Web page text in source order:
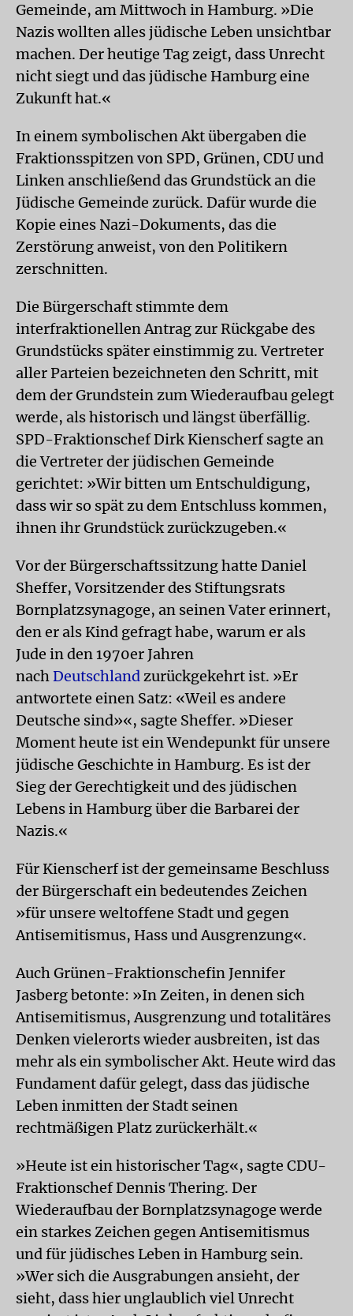
Gemeinde, am Mittwoch in Hamburg. »Die
Nazis wollten alles jüdische Leben unsichtbar
machen. Der heutige Tag zeigt, dass Unrecht
nicht siegt und das jüdische Hamburg eine
Zukunft hat.«
In einem symbolischen Akt übergaben die
Fraktionsspitzen von SPD, Grünen, CDU und
Linken anschließend das Grundstück an die
Jüdische Gemeinde zurück. Dafür wurde die
Kopie eines Nazi-Dokuments, das die
Zerstörung anweist, von den Politikern
zerschnitten.
Die Bürgerschaft stimmte dem
interfraktionellen Antrag zur Rückgabe des
Grundstücks später einstimmig zu. Vertreter
aller Parteien bezeichneten den Schritt, mit
dem der Grundstein zum Wiederaufbau gelegt
werde, als historisch und längst überfällig.
SPD-Fraktionschef Dirk Kienscherf sagte an
die Vertreter der jüdischen Gemeinde
gerichtet: »Wir bitten um Entschuldigung,
dass wir so spät zu dem Entschluss kommen,
ihnen ihr Grundstück zurückzugeben.«
Vor der Bürgerschaftssitzung hatte Daniel
Sheffer, Vorsitzender des Stiftungsrats
Bornplatzsynagoge, an seinen Vater erinnert,
den er als Kind gefragt habe, warum er als
Jude in den 1970er Jahren
nachDeutschlandzurückgekehrt ist. »Er
antwortete einen Satz: «Weil es andere
Deutsche sind»«, sagte Sheffer. »Dieser
Moment heute ist ein Wendepunkt für unsere
jüdische Geschichte in Hamburg. Es ist der
Sieg der Gerechtigkeit und des jüdischen
Lebens in Hamburg über die Barbarei der
Nazis.«
Für Kienscherf ist der gemeinsame Beschluss
der Bürgerschaft ein bedeutendes Zeichen
»für unsere weltoffene Stadt und gegen
Antisemitismus, Hass und Ausgrenzung«.
Auch Grünen-Fraktionschefin Jennifer
Jasberg betonte: »In Zeiten, in denen sich
Antisemitismus, Ausgrenzung und totalitäres
Denken vielerorts wieder ausbreiten, ist das
mehr als ein symbolischer Akt. Heute wird das
Fundament dafür gelegt, dass das jüdische
Leben inmitten der Stadt seinen
rechtmäßigen Platz zurückerhält.«
»Heute ist ein historischer Tag«, sagte CDU-
Fraktionschef Dennis Thering. Der
Wiederaufbau der Bornplatzsynagoge werde
ein starkes Zeichen gegen Antisemitismus
und für jüdisches Leben in Hamburg sein.
»Wer sich die Ausgrabungen ansieht, der
sieht, dass hier unglaublich viel Unrecht